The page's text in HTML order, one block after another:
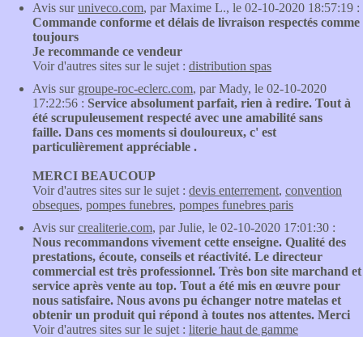
Avis suruniveco.com, par Maxime L., le 02-10-2020 18:57:19 :
Commande conforme et délais de livraison respectés comme
toujours
Je recommande ce vendeur
Voir d'autres sites sur le sujet : distribution spas
Avis sur groupe-roc-eclerc.com, par Mady, le 02-10-2020
17:22:56 : Service absolument parfait, rien à redire. Tout à
été scrupuleusement respecté avec une amabilité sans
faille. Dans ces moments si douloureux, c' est
particulièrement appréciable .
MERCI BEAUCOUP
Voir d'autres sites sur le sujet : devis enterrement, convention
obseques, pompes funebres, pompes funebres paris
Avis surcrealiterie.com, par Julie, le 02-10-2020 17:01:30 :
Nous recommandons vivement cette enseigne. Qualité des
prestations, écoute, conseils et réactivité. Le directeur
commercial est très professionnel. Très bon site marchand et
service après vente au top. Tout a été mis en œuvre pour
nous satisfaire. Nous avons pu échanger notre matelas et
obtenir un produit qui répond à toutes nos attentes. Merci
Voir d'autres sites sur le sujet : literie haut de gamme